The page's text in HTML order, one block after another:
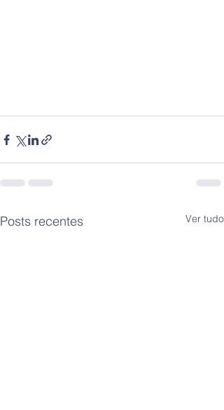
Posts recentes Ver tudo